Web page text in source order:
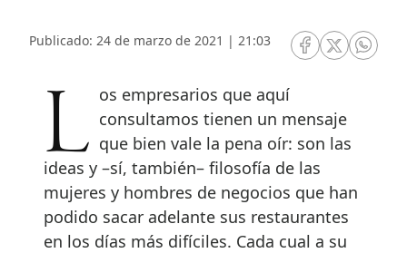
Publicado: 24 de marzo de 2021 | 21:03
RRSS Facebook
RRSSRRSS
Los empresarios que aquí consultamos tienen un mensaje
que bien vale la pena oír: son las
ideas y –sí, también– filosofía de las
mujeres y hombres de negocios que han
podido sacar adelante sus restaurantes
en los días más difíciles. Cada cual a su